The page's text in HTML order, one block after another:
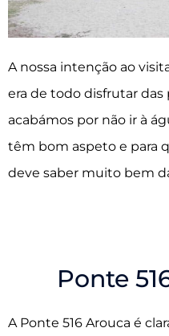
A nossa intenção ao
era de todo disfrutar das
acabámos por não ir à
têm bom aspeto e para
deve saber muito bem
Ponte
A Ponte 516 Arouca é